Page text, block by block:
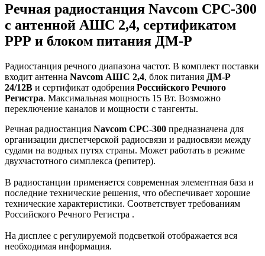
Речная радиостанция Navcom CPC-300
с антенной АШС 2,4, сертификатом
РРР и блоком питания ДМ-Р
Радиостанция речного диапазона частот. В комплект поставки
входит антенна Navcom АШС 2,4, блок питания ДМ-Р
24/12В и сертификат одобрения Российского Речного
Регистра. Максимальная мощность 15 Вт. Возможно
переключение каналов и мощности с тангенты.
Речная радиостанция Navcom CPC-300 предназначена для
организации диспетчерской радиосвязи и радиосвязи между
судами на водных путях страны. Может работать в режиме
двухчастотного симплекса (репитер).
В радиостанции применяется современная элементная база и
последние технические решения, что обеспечивает хорошие
технические характеристики. Соответствует требованиям
Российского Речного Регистра .
На дисплее с регулируемой подсветкой отображается вся
необходимая информация.